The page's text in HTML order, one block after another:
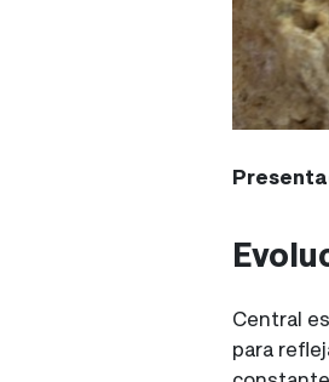
Central
para